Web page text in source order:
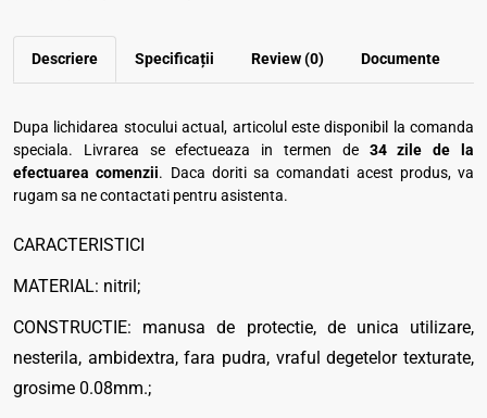
Descriere Specificații Review (0) Documente
Dupa lichidarea stocului actual, articolul este disponibil la comanda
speciala. Livrarea se efectueaza in termen de 34 zile de la
efectuarea comenzii. Daca doriti sa comandati acest produs, va
rugam sa ne contactati pentru asistenta.
CARACTERISTICI
MATERIAL: nitril;
CONSTRUCTIE: manusa de protectie, de unica utilizare,
nesterila, ambidextra, fara pudra, vraful degetelor texturate,
grosime 0.08mm.;